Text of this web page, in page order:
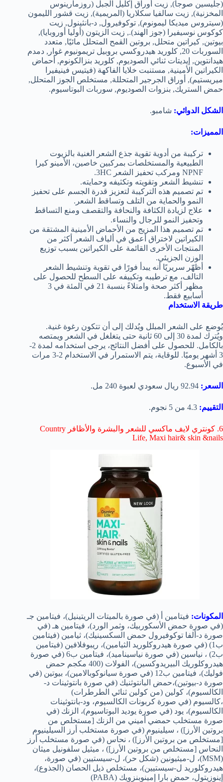
(جليسين صوجا), زيت أوراق إكليل الجبل (روزمارينوس
المخزنية), زيت سالفيا سكلاريا (المريمية), زيت قشور الليمون
(سيتروس ميديكا ليمونوم), توكوفيرول, د-بانثينول, زيت
كوكوس نوسيفيرا (جوز الهند)., زيت الزيتون (أوليا أوروبايا),
بيوتين, كيراتين متحلل, بروتين القمح المتحلل مائيًا, متعدد
السوربات 20, كلوريد هيدروكسي بروبيل تريمونيوم غوار, دمدم
هيدانتوين, إيديتات ثنائي الصوديوم, كلوريد بنزالكونوم, أحماض
الكيراتين الأمينية, مستنبت خلايا الفاكهة (فيتيس فينيفيرا
ميريستيم), أوراق الجرجير المتحللة, مستخلص الجوز المتحلل,
حمض الستريك, بنزوات الصوديوم, سوربات البوتاسيوم.
الشكل الدوائي: شامبو.
المميزات:
تركيبة من أدوية تقوية جذع الشعر الغنية بالزيوت
الطبيعية والمستخلصات بمركبين خاصين، الأمينو كيرا
NPNF ومركب تحفيز الشعر 3HC.
تنشيط الشعر وتقويته وتكثيفه وحمايته.
تم تصميم هذه التركيبة لتعزيز قدرة الجسم على تحفيز
النمو والحماية من التلف وتساقط الشعر.
علاج لزيادة الكثافة والنحافة والتقصف ومنع التساقط
وتحفيز النمو للرجال والنساء.
تم تصميم هذا المزيج من الأحماض الأمينية المشتقة من
الكيراتين لاختراق أعمق في ألياف الشعر أكثر من
المنتجات الأخرى القائمة على الكيراتين بسبب توزيع
الوزن الجزيئي.
أظهّر سريريًا أنه يبدأ فورًا في تقوية وتنشيط الشعر
التالف، مع ترطيبه وتكييفه على السطح للحصول على
مظهر أكثر صحة وامتلاءً بنسبة 21 في المئة في 3
أسابيع فقط.
طريقة الاستخدام
يُوضع على الشعر المبلل ويُدلك إلى أن تتكون رغوة غنية.
ويُترك لمدة 30 إلى 60 ثانية حتى يتغلغل في الشعر ويمتصه
بالكامل. للحصول على أفضل النتائج، يرجى استخدامه لمدة 2-
3 أشهر يوميًا. للوقاية، يتم الاستمرار في الاستخدام 2-3 مرات
في الأسبوع.
السعر: 92.94 ريال سعودي لعبوة 240 مل.
التقييم: 4.3 من 5 نجوم.
6. كونتري لايف ماكسي للشعر والبشرة والأظافر Country
Life, Maxi hair& skin &nails
المكونات: فيتامين أ (في صورة بالميتات الريتينيل)، فيتامين جـ
(في صورة حمض الأسكوربيك، وثمر الورد)، فيتامين هـ (في
صورة د-ألفا توكوفيرول حمض السكسينيك)، ثيامين (فيتامين
ب1) (في صورة هيدروكلوريد الثيامين)، ريبوفلافين (فيتامين
ب2) ، نياسين (في صورة نياسيناميد)، فيتامين ب6 (في صورة
هيدروكلوريك البيريدوكسين)، الفولات (400 مكجم حمض
فوليك)، فيتامين ب12 (في صورة سيانوكوبالامين)، بيوتين (في
صورة د-بيوتين)،حمض البانتوثنيك (في صورة بانتوثينات د-
الكالسيوم)، كولين (من كولين ثنائي الطرطرات)
،كالسيوم (في صورة كربونات الكالسيوم، ود-بانتوثينات
الكالسيوم)، يود (في صورة يوديد البوتاسيوم)، الزنك (في
صورة مستخلب حمضي أميني من الزنك [مستخلص من
بروتين الأرز]) ، سيلينيوم (في صورة مستخلب أرز السيلينيوم
[مستخلص من بروتين الأرز]) ، نحاس (في صورة مستخلب أرز
النحاس [مستخلص من بروتين الأرز]) ، ميثيل سلفونيل ميثان
(MSM)، ل-ميثيونين (شكل حر)، ل-سيستيين (في صورة،
هيدروكلوريد ل-سيستيين)، مستخلص ذيل الحصان (الجذوع)،
إينوزيتول، حمض بارا إمينوبنزويك (PABA)